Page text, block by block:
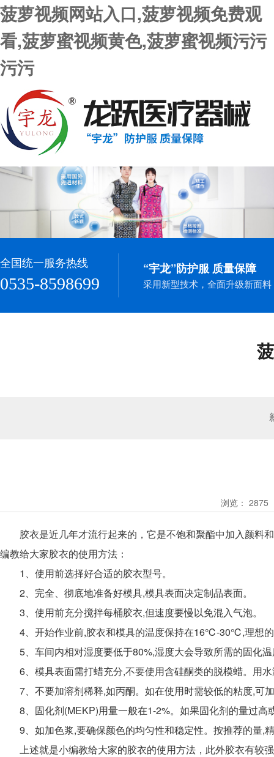
菠萝视频网站入口,菠萝视频免费观
看,菠萝蜜视频黄色,菠萝蜜视频污污
污污
全国统一服务热线
0535-8598699
“宇龙”防护服 质量保障
采用新型技术，全面升级新面
浏览： 2875
胶衣是近几年才流行起来的，它是不饱和聚酯中加入颜料
编教给大家胶衣的使用方法：
1、使用前选择好合适的胶衣型号。
2、完全、彻底地准备好模具,模具表面决定制品表面。
3、使用前充分搅拌每桶胶衣,但速度要慢以免混入气泡。
4、开始作业前,胶衣和模具的温度保持在16℃-30℃,理想的
5、车间内相对湿度要低于80%,湿度大会导致所需的固化温
6、模具表面需打蜡充分,不要使用含硅酮类的脱模蜡。用
7、不要加溶剂稀释,如丙酮。如在使用时需较低的粘度,可
8、固化剂(MEKP)用量一般在1-2%。如果固化剂的量过高
9、如加色浆,要确保颜色的均匀性和稳定性。按推荐的量,
上述就是小编教给大家的胶衣的使用方法，此外胶衣有较